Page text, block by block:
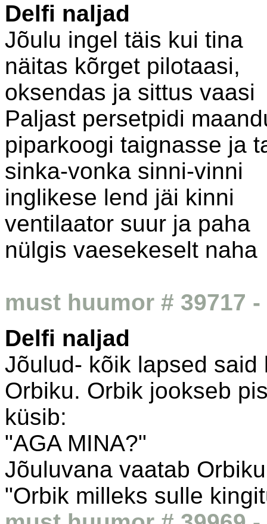
Delfi naljad
Jõulu ingel täis kui tina
näitas kõrget pilotaasi,
oksendas ja sittus vaasi
Paljast persetpidi
piparkoogi taignasse ja
sinka-vonka sinni-vinni
inglikese lend jäi kinni
ventilaator suur ja paha
nülgis vaesekeselt naha
must huumor # 39717 -
Delfi naljad
Jõulud- kõik lapsed
Orbiku. Orbik jookseb
küsib:
"AGA MINA?"
Jõuluvana vaatab
"Orbik milleks sulle